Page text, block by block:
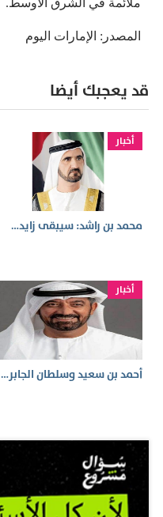
ملائمة في الشرق الأوسط.
المصدر: الإمارات اليوم
قد يعجبك أيضا
أخبار
محمد بن راشد: سيبقى زايد…
أخبار
أحمد بن سعيد وسلطان الجابر…